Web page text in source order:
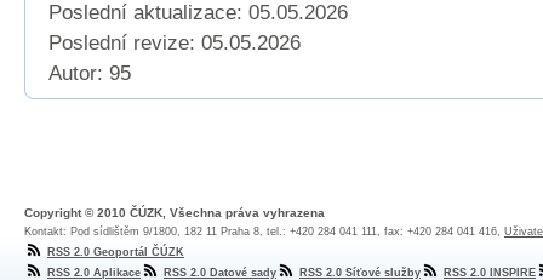
Poslední aktualizace: 05.05.2026
Poslední revize: 05.05.2026
Autor: 95
Copyright © 2010 ČÚZK, Všechna práva vyhrazena
Kontakt: Pod sídlištěm 9/1800, 182 11 Praha 8, tel.: +420 284 041 111, fax: +420 284 041 416,
RSS 2.0 Geoportál ČÚZK
RSS 2.0 Aplikace
RSS 2.0 Datové sady RSS 2.0 Síťové služby RSS 2.0 INSPIRE